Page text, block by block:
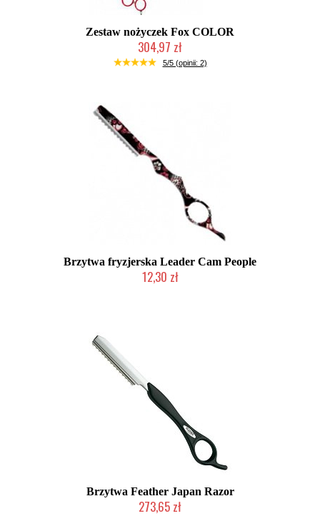
Zestaw nożyczek Fox COLOR
304,97 zł
Mała ilość (wysyłka w 24h)
5/5 (opinii: 2)
Brzytwa fryzjerska Leader Cam People
12,30 zł
Brzytwa Feather Japan Razor
273,65 zł